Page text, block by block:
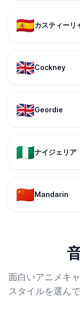
🇪🇸カスティーリ
🇬🇧Cockney
🇬🇧Geordie
🇳🇬ナイジェリア
🇨🇳Mandarin
面白いアニメキ
スタイルを選ん